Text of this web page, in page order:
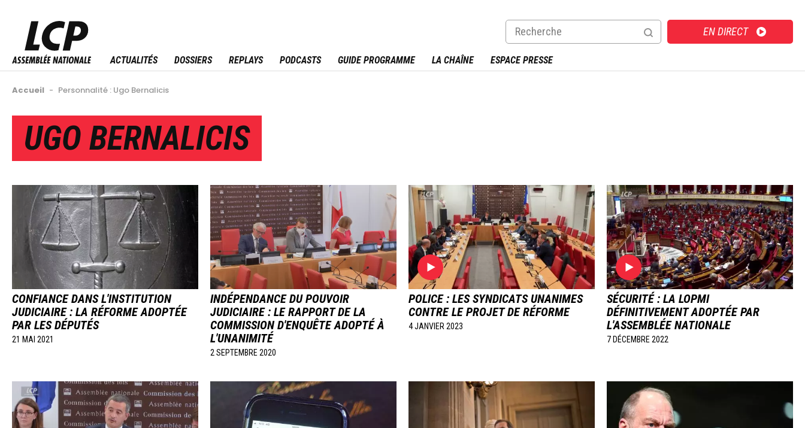
contenu
principal
EN DIRECT
ACTUALITÉS DOSSIERS REPLAYS PODCASTS GUIDE PROGRAMME LA CHAÎNE ESPACE PRESSE
Fil
Accueil - Personnalité : Ugo Bernalicis
UGO BERNALICIS
Image
CONFIANCE DANS L'INSTITUTION
JUDICIAIRE : LA RÉFORME ADOPTÉE
PAR LES DÉPUTÉS
21 MAI 2021
Image
INDÉPENDANCE DU POUVOIR
JUDICIAIRE : LE RAPPORT DE LA
COMMISSION D'ENQUÊTE ADOPTÉ À
L'UNANIMITÉ
2 SEPTEMBRE 2020
Image
POLICE : LES SYNDICATS UNANIMES
CONTRE LE PROJET DE RÉFORME
4 JANVIER 2023
Image
SÉCURITÉ : LA LOPMI
DÉFINITIVEMENT ADOPTÉE PAR
L'ASSEMBLÉE NATIONALE
7 DÉCEMBRE 2022
Image Image